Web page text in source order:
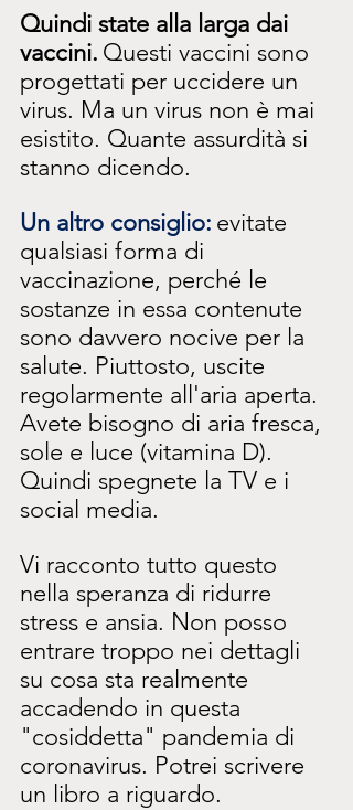
Quindi state alla larga dai
vaccini. Questi vaccini sono
progettati per uccidere un
virus. Ma un virus non è mai
esistito. Quante assurdità si
stanno dicendo.
Un altro consiglio: evitate
qualsiasi forma di
vaccinazione, perché le
sostanze in essa contenute
sono davvero nocive per la
salute. Piuttosto, uscite
regolarmente all'aria aperta.
Avete bisogno di aria fresca,
sole e luce (vitamina D).
Quindi spegnete la TV e i
social media.
Vi racconto tutto questo
nella speranza di ridurre
stress e ansia. Non posso
entrare troppo nei dettagli
su cosa sta realmente
accadendo in questa
"cosiddetta" pandemia di
coronavirus. Potrei scrivere
un libro a riguardo.